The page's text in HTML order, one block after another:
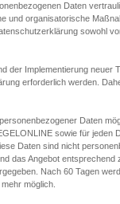
Daten
und organisatorische
sowohl
der Implementierung neuer
erforderlich werden.
Daten
sowie für jeden
Daten sind nicht
das Angebot
Nach 60 Tagen
möglich.